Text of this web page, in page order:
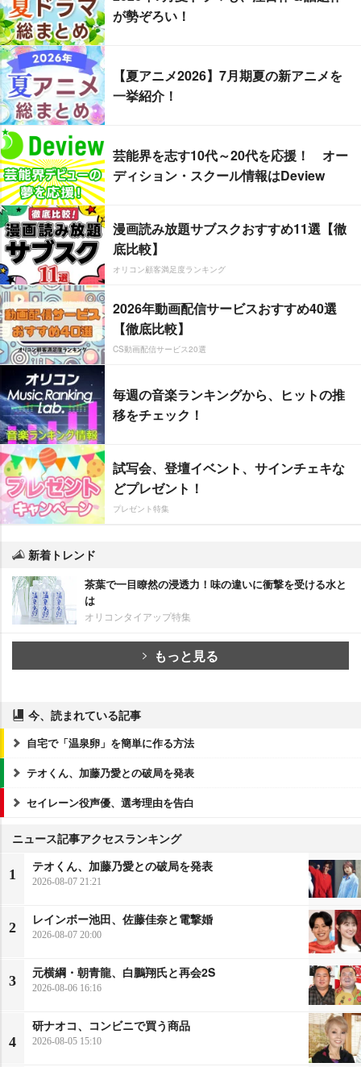
が勢ぞろい！
【夏アニメ2026】7月期夏の新アニメを
一挙紹介！
芸能界を志す10代～20代を応援！ オー
ディション・スクール情報はDeview
漫画読み放題サブスクおすすめ11選【徹
底比較】
オリコン顧客満足度ランキング
2026年動画配信サービスおすすめ40選
【徹底比較】
CS動画配信サービス20選
毎週の音楽ランキングから、ヒットの推
移をチェック！
試写会、登壇イベント、サインチェキな
どプレゼント！
プレゼント特集
新着トレンド
茶葉で一目瞭然の浸透力！味の違いに衝撃を受ける水と
は
オリコンタイアップ特集
もっと見る
今、読まれている記事
自宅で「温泉卵」を簡単に作る方法
テオくん、加藤乃愛との破局を発表
セイレーン役声優、選考理由を告白
ニュース記事アクセスランキング
1
テオくん、加藤乃愛との破局を発表
2026-08-07 21:21
2
レインボー池田、佐藤佳奈と電撃婚
2026-08-07 20:00
3
元横綱・朝青龍、白鵬翔氏と再会2S
2026-08-06 16:16
4
研ナオコ、コンビニで買う商品
2026-08-05 15:10